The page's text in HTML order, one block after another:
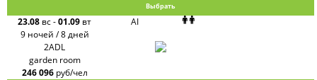
Выбрать
23.08 вс-01.09 вт
9 ночей / 8 дней
AI
2ADL
garden room
246 096 руб/чел